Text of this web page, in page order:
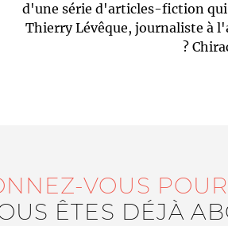
d'une série d'articles-fiction qui
Thierry Lévêque, journaliste à
?
VOUS
ÊTES DÉJÀ